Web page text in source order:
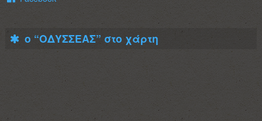
ο “ΟΔΥΣΣΕΑΣ” στο χάρτη